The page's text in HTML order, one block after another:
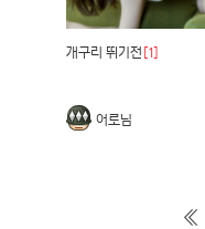
개구리 뛰기전 [1]
어로님